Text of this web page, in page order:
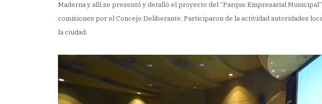
Maderna y allí se presentó y detalló el proyecto del “Parque Empresarial
comisiones por el Concejo Deliberante. Participaron de la actividad autoridades
la ciudad.